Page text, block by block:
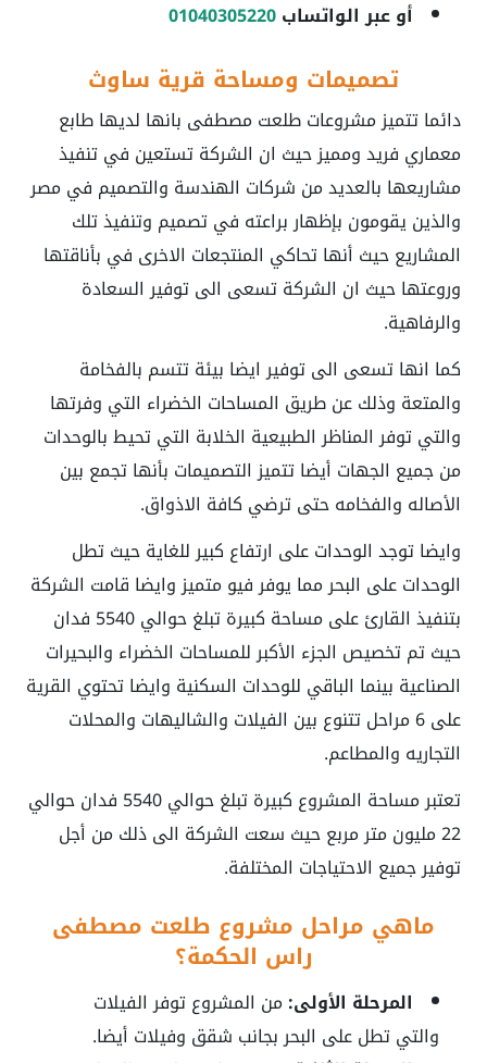
أو عبر الواتساب01040305220
تصميمات ومساحة قرية ساوث
دائما تتميز مشروعات طلعت مصطفى بانها لديها طابع
معماري فريد ومميز حيث ان الشركة تستعين في تنفيذ
مشاريعها بالعديد من شركات الهندسة والتصميم في مصر
والذين يقومون بإظهار براعته في تصميم وتنفيذ تلك
المشاريع حيث أنها تحاكي المنتجعات الاخرى في بأناقتها
وروعتها حيث ان الشركة تسعى الى توفير السعادة
والرفاهية.
كما انها تسعى الى توفير ايضا بيئة تتسم بالفخامة
والمتعة وذلك عن طريق المساحات الخضراء التي وفرتها
والتي توفر المناظر الطبيعية الخلابة التي تحيط بالوحدات
من جميع الجهات أيضا تتميز التصميمات بأنها تجمع بين
الأصاله والفخامه حتى ترضي كافة الاذواق.
وايضا توجد الوحدات على ارتفاع كبير للغاية حيث تطل
الوحدات على البحر مما يوفر فيو متميز وايضا قامت الشركة
بتنفيذ القارئ على مساحة كبيرة تبلغ حوالي 5540 فدان
حيث تم تخصيص الجزء الأكبر للمساحات الخضراء والبحيرات
الصناعية بينما الباقي للوحدات السكنية وايضا تحتوي القرية
على 6 مراحل تتنوع بين الفيلات والشاليهات والمحلات
التجاريه والمطاعم.
تعتبر مساحة المشروع كبيرة تبلغ حوالي 5540 فدان حوالي
22 مليون متر مربع حيث سعت الشركة الى ذلك من أجل
توفير جميع الاحتياجات المختلفة.
ماهي مراحل مشروع طلعت مصطفى
راس الحكمة؟
المرحلة الأولى: من المشروع توفر الفيلات
والتي تطل على البحر بجانب شقق وفيلات أيضا.